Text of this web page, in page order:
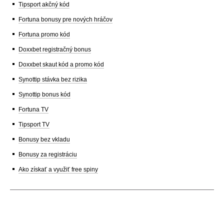
Tipsport akčný kód
Fortuna bonusy pre nových hráčov
Fortuna promo kód
Doxxbet registračný bonus
Doxxbet skaut kód a promo kód
Synottip stávka bez rizika
Synottip bonus kód
Fortuna TV
Tipsport TV
Bonusy bez vkladu
Bonusy za registráciu
Ako získať a využiť free spiny